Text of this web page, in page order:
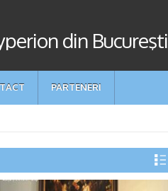
din Bucureşti
PARTENERI